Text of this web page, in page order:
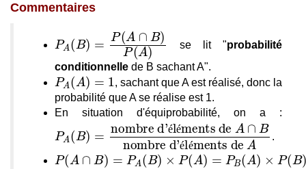
Commentaires
se lit "probabilité
conditionnelle de B sachant A".
, sachant que A est réalisé, donc la
probabilité que A se réalise est 1.
En situation d'équiprobabilité, on a :
é é
é é
.